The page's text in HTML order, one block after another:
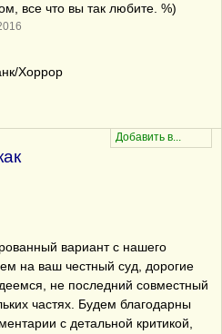
все что вы так любите. %)
Хоррор
вариант с нашего
на ваш честный суд, дорогие
не последний совместный
частях. Будем благодарны
с детальной критикой,